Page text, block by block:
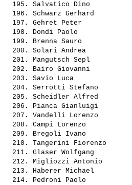
  195.
Salvatico Dino
  196.
Schwarz Gerhard
  197.
Gehret Peter
  198.
Dondi Paolo
  199.
Brenna Sauro
  200.
Solari Andrea
  201.
Mangutsch Sepl
  202.
Bairo Giovanni
  203.
Savio Luca
  204.
Serrotti Stefano
  205.
Scheidler Alfred
  206.
Pianca Gianluigi
  207.
Vandelli Lorenzo
  208.
Campi Lorenzo
  209.
Bregoli Ivano
  210.
Tangerini Fiorenzo
  211.
Glaser Wolfgang
  212.
Migliozzi Antonio
  213.
Haberer Michael
  214.
Pedroni Paolo